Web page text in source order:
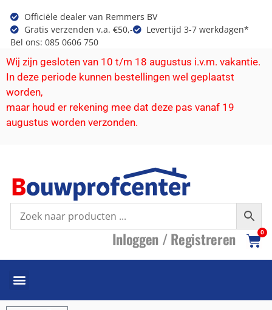
Officiële dealer van Remmers BV
Gratis verzenden v.a. €50,-
Levertijd 3-7 werkdagen*
Bel ons: 085 0606 750
Wij zijn gesloten van 10 t/m 18 augustus i.v.m. vakantie.
In deze periode kunnen bestellingen wel geplaatst
worden,
maar houd er rekening mee dat deze pas vanaf 19
augustus worden verzonden.
Inloggen /Registreren 0